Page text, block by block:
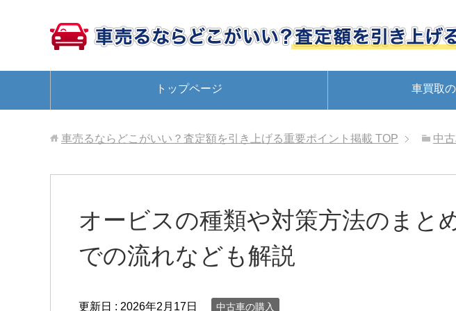
トップページ 車買取
車売るならどこがいい？査定額を引き上げる重要ポイント掲載 TOP 中
オービスの種類や対策方法のまと
での流れなども解説
更新日 : 2026年2月17日 中古車の購入